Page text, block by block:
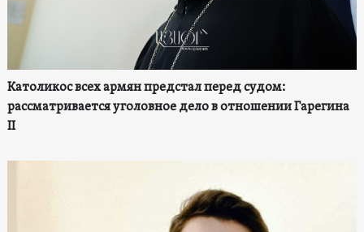
Католикос всех армян предстал перед судом:
рассматривается уголовное дело в отношении Гарегина
II